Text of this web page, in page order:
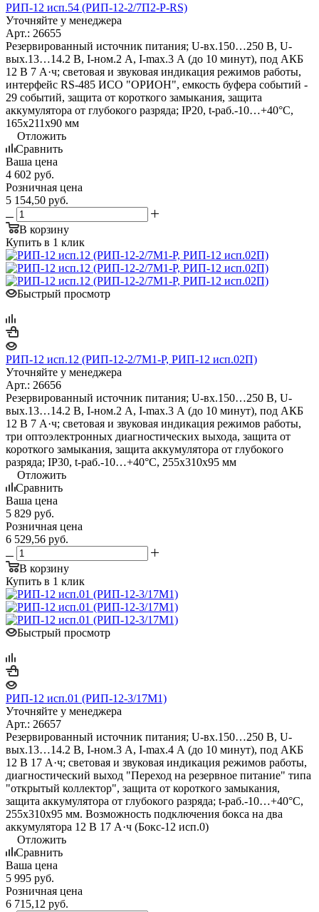
РИП-12 исп.54 (РИП-12-2/7П2-Р-RS)
Уточняйте у менеджера
Арт.: 26655
Резервированный источник питания; U-вх.150…250 В, U-
вых.13…14.2 В, I-ном.2 А, I-max.3 А (до 10 минут), под АКБ
12 В 7 А·ч; световая и звуковая индикация режимов работы,
интерфейс RS-485 ИСО "ОРИОН", емкость буфера событий -
29 событий, защита от короткого замыкания, защита
аккумулятора от глубокого разряда; IP20, t-раб.-10…+40°С,
165х211х90 мм
Отложить
Сравнить
Ваша цена
4 602 руб.
Розничная цена
5 154,50 руб.
В корзину
Купить в 1 клик
Быстрый просмотр
РИП-12 исп.12 (РИП-12-2/7М1-Р, РИП-12 исп.02П)
Уточняйте у менеджера
Арт.: 26656
Резервированный источник питания; U-вх.150…250 В, U-
вых.13…14.2 В, I-ном.2 А, I-max.3 А (до 10 минут), под АКБ
12 В 7 А·ч; световая и звуковая индикация режимов работы,
три оптоэлектронных диагностических выхода, защита от
короткого замыкания, защита аккумулятора от глубокого
разряда; IP30, t-раб.-10…+40°С, 255х310х95 мм
Отложить
Сравнить
Ваша цена
5 829 руб.
Розничная цена
6 529,56 руб.
В корзину
Купить в 1 клик
Быстрый просмотр
РИП-12 исп.01 (РИП-12-3/17М1)
Уточняйте у менеджера
Арт.: 26657
Резервированный источник питания; U-вх.150…250 В, U-
вых.13…14.2 В, I-ном.3 А, I-max.4 А (до 10 минут), под АКБ
12 В 17 А·ч; световая и звуковая индикация режимов работы,
диагностический выход "Переход на резервное питание" типа
"открытый коллектор", защита от короткого замыкания,
защита аккумулятора от глубокого разряда; t-раб.-10…+40°С,
255х310х95 мм. Возможность подключения бокса на два
аккумулятора 12 В 17 А·ч (Бокс-12 исп.0)
Отложить
Сравнить
Ваша цена
5 995 руб.
Розничная цена
6 715,12 руб.